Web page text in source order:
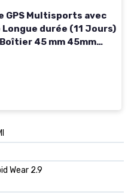
GPS Multisports avec
Longue durée (11 Jours)
45 mm 45mm
Wear 2.9